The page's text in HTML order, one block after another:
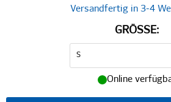
Versandfertig in 3-4
GRÖSSE:
Online